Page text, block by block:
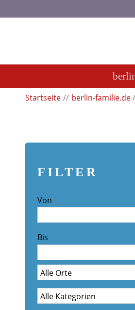
Startseite berlin-familie.de
FILTER
Von
Bis